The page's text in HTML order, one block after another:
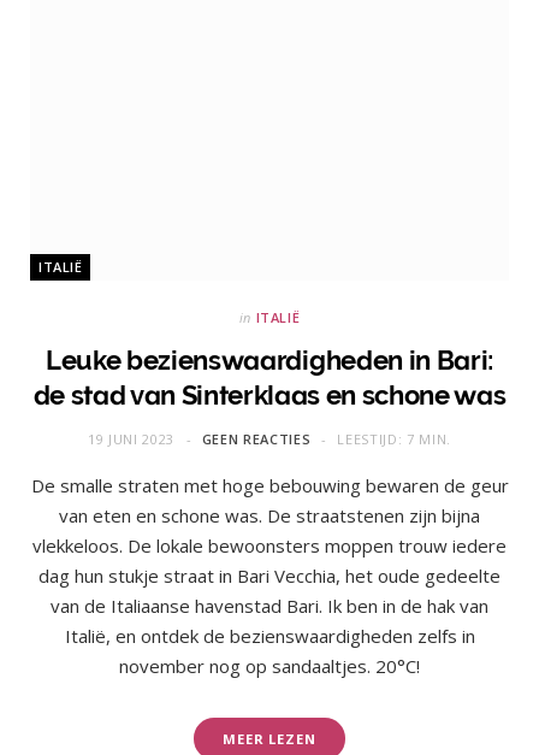
ITALIË
in ITALIË
Leuke bezienswaardigheden in Bari:
de stad van Sinterklaas en schone was
19 JUNI 2023 GEEN REACTIES LEESTIJD: 7 MIN.
De smalle straten met hoge bebouwing bewaren de geur
van eten en schone was. De straatstenen zijn bijna
vlekkeloos. De lokale bewoonsters moppen trouw iedere
dag hun stukje straat in Bari Vecchia, het oude gedeelte
van de Italiaanse havenstad Bari. Ik ben in de hak van
Italië, en ontdek de bezienswaardigheden zelfs in
november nog op sandaaltjes. 20°C!
MEER LEZEN